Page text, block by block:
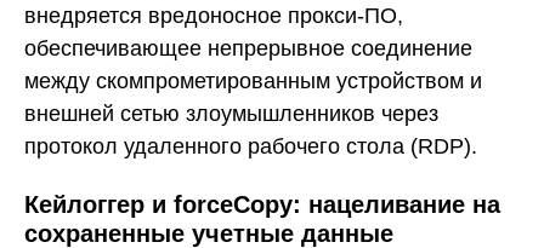
внедряется вредоносное прокси-ПО,
обеспечивающее непрерывное соединение
между скомпрометированным устройством и
внешней сетью злоумышленников через
протокол удаленного рабочего стола (RDP).
Кейлоггер и forceCopy: нацеливание на
сохраненные учетные данные